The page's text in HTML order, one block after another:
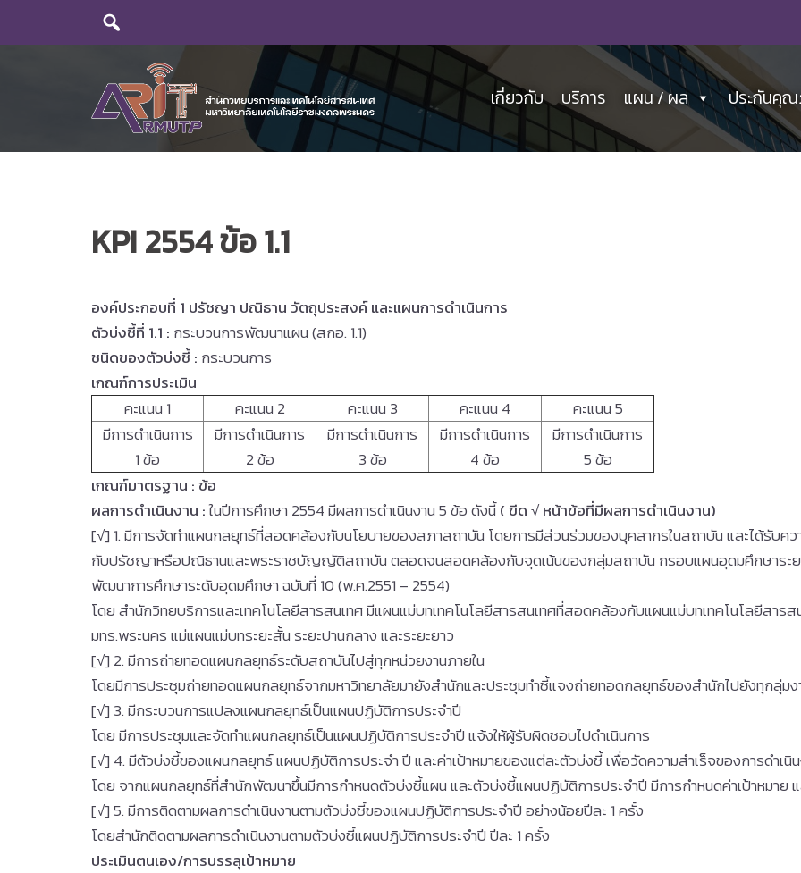
เกี่ยวกับ บริการ แผน / ผล ประกันคุ
KPI 2554 ข้อ 1.1
องค์ประกอบที่ 1 ปรัชญา ปณิธาน วัตถุประสงค์ และแผนการดำเนินการ
ตัวบ่งชี้ที่ 1.1 : กระบวนการพัฒนาแผน (สกอ. 1.1)
ชนิดของตัวบ่งชี้: กระบวนการ
เกณฑ์การประเมิน
คะแนน 1
คะแนน 2 คะแนน 3 คะแนน 4
คะแนน 5
มีการดำเนินการ
1 ข้อ
มีการดำเนินการ
2 ข้อ
มีการดำเนินการ
3 ข้อ
มีการดำเนินการ
4 ข้อ
มีการดำเนินการ
5 ข้อ
เกณฑ์มาตรฐาน : ข้อ
ผลการดำเนินงาน :ในปีการศึกษา 2554 มีผลการดำเนินงาน 5 ข้อ ดังนี้( ขีด √หน้าข้อที่มีผลการดำเนินงาน)
[√] 1. มีการจัดทำแผนกลยุทธ์ที่สอดคล้องกับนโยบายของสภาสถาบัน โดยการมีส่วนร่วมของบุคลากรในสถาบัน และได้รับค
กับปรัชญาหรือปณิธานและพระราชบัญญัติสถาบัน ตลอดจนสอดคล้องกับจุดเน้นของกลุ่มสถาบัน กรอบแผนอุดมศึกษาระยะ
พัฒนาการศึกษาระดับอุดมศึกษา ฉบับที่ 10 (พ.ศ.2551 – 2554)
โดย สำนักวิทยบริการและเทคโนโลยีสารสนเทศ มีแผนแม่บทเทคโนโลยีสารสนเทศที่สอดคล้องกับแผนแม่บทเทคโนโลยีสา
มทร.พระนคร แม่แผนแม่บทระยะสั้น ระยะปานกลาง และระยะยาว
[√] 2. มีการถ่ายทอดแผนกลยุทธ์ระดับสถาบันไปสู่ทุกหน่วยงานภายใน
โดยมีการประชุมถ่ายทอดแผนกลยุทธ์จากมหาวิทยาลัยมายังสำนักและประชุมทำชี้แจงถ่ายทอดกลยุทธ์ของสำนักไปยังทุกลุ่มง
[√] 3. มีกระบวนการแปลงแผนกลยุทธ์เป็นแผนปฏิบัติการประจำปี
โดย มีการประชุมและจัดทำแผนกลยุทธ์เป็นแผนปฏิบัติการประจำปี แจ้งให้ผู้รับผิดชอบไปดำเนินการ
[√] 4. มีตัวบ่งชี้ของแผนกลยุทธ์ แผนปฏิบัติการประจำ ปี และค่าเป้าหมายของแต่ละตัวบ่งชี้ เพื่อวัดความสำเร็จของการดำเ
โดย จากแผนกลยุทธ์ที่สำนักพัฒนาขึ้นมีการกำหนดตัวบ่งชี้แผน และตัวบ่งชี้แผนปฏิบัติการประจำปี มีการกำหนดค่าเป้าหมาย แ
[√] 5. มีการติดตามผลการดำเนินงานตามตัวบ่งชี้ของแผนปฏิบัติการประจำปี อย่างน้อยปีละ 1 ครั้ง
โดยสำนักติดตามผลการดำเนินงานตามตัวบ่งชี้แผนปฏิบัติการประจำปี ปีละ 1 ครั้ง
ประเมินตนเอง/การบรรลุเป้าหมาย